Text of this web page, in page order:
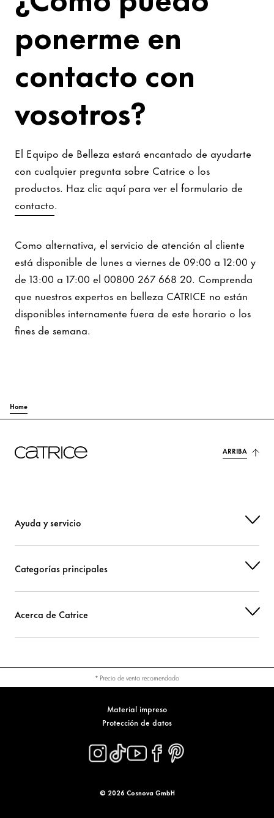
ponerme en
contacto con
vosotros?
El Equipo de Belleza estará encantado de ayudarte
con cualquier pregunta sobre Catrice o los
productos. Haz clic aquí para ver el formulario de
contacto.
Como alternativa, el servicio de atención al cliente
está disponible de lunes a viernes de 09:00 a 12:00 y
de 13:00 a 17:00 el 00800 267 668 20. Comprenda
que nuestros expertos en belleza CATRICE no están
disponibles internamente fuera de este horario o los
fines de semana.
Home
ARRIBA
Ayuda y servicio
Categorías principales
Acerca de Catrice
* Precio de venta recomendado
Material impreso
Protección de datos
© 2026 Cosnova GmbH